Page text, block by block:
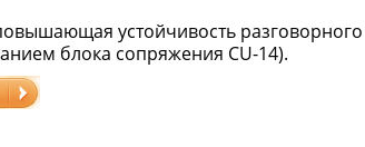
устойчивость разговорного
блока сопряжения CU-14).